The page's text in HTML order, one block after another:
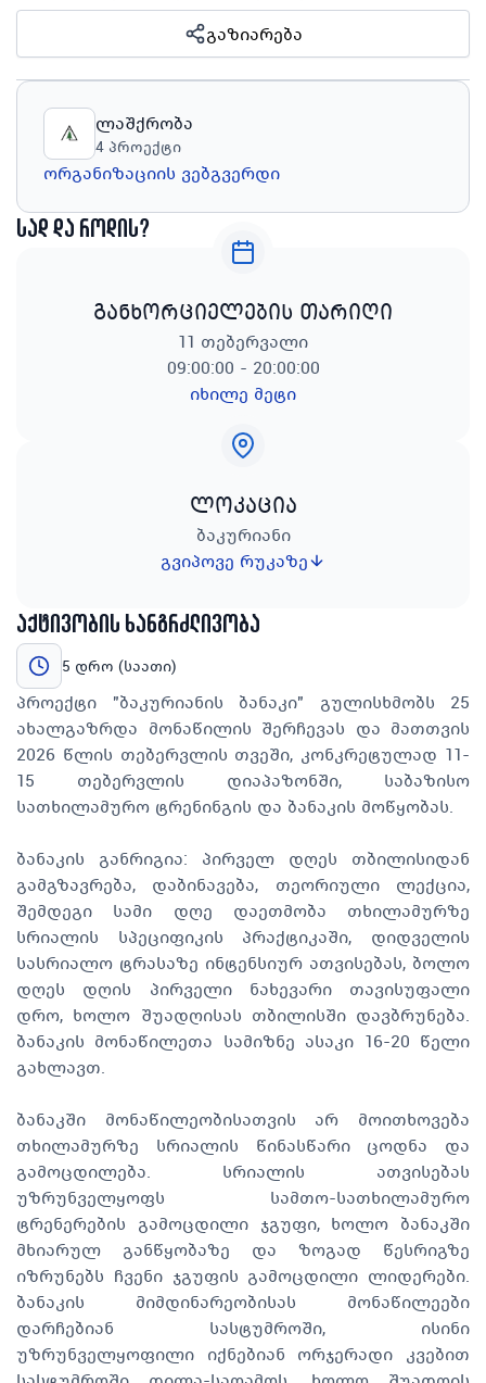
გაზიარება
ლაშქრობა
4 პროექტი
ორგანიზაციის ვებგვერდი
სად და როდის?
განხორციელების თარიღი
11 თებერვალი
09:00:00 - 20:00:00
იხილე მეტი
ლოკაცია
ბაკურიანი
გვიპოვე რუკაზე
აქტივობის ხანგრძლივობა
5 დრო (საათი)
პროექტი "ბაკურიანის ბანაკი" გულისხმობს 25
ახალგაზრდა მონაწილის შერჩევას და მათთვის
2026 წლის თებერვლის თვეში, კონკრეტულად 11-
15 თებერვლის დიაპაზონში, საბაზისო
სათხილამურო ტრენინგის და ბანაკის მოწყობას.
ბანაკის განრიგია: პირველ დღეს თბილისიდან
გამგზავრება, დაბინავება, თეორიული ლექცია,
შემდეგი სამი დღე დაეთმობა თხილამურზე
სრიალის სპეციფიკის პრაქტიკაში, დიდველის
სასრიალო ტრასაზე ინტენსიურ ათვისებას, ბოლო
დღეს დღის პირველი ნახევარი თავისუფალი
დრო, ხოლო შუადღისას თბილისში დავბრუნება.
ბანაკის მონაწილეთა სამიზნე ასაკი 16-20 წელი
გახლავთ.
ბანაკში მონაწილეობისათვის არ მოითხოვება
თხილამურზე სრიალის წინასწარი ცოდნა და
გამოცდილება. სრიალის ათვისებას
უზრუნველყოფს სამთო-სათხილამურო
ტრენერების გამოცდილი ჯგუფი, ხოლო ბანაკში
მხიარულ განწყობაზე და ზოგად წესრიგზე
იზრუნებს ჩვენი ჯგუფის გამოცდილი ლიდერები.
ბანაკის მიმდინარეობისას მონაწილეები
დარჩებიან სასტუმროში, ისინი
უზრუნველყოფილი იქნებიან ორჯერადი კვებით